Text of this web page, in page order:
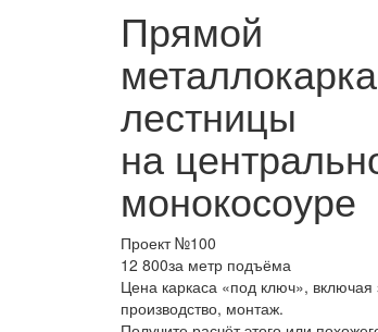
Прямой
лестницы
на
монокосоуре
Проект №100
12 800за метр подъёма
Цена каркаса «под ключ»,
производство, монтаж.